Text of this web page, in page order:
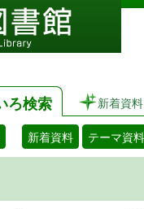
ろ検索 新着資料
新着資料 テーマ資料